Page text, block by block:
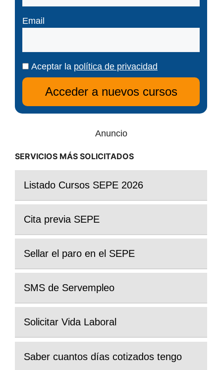
Email
Aceptar la política de privacidad
Anuncio
SERVICIOS MÁS SOLICITADOS
Listado Cursos SEPE 2026
Cita previa SEPE
Sellar el paro en el SEPE
SMS de Servempleo
Solicitar Vida Laboral
Saber cuantos días cotizados tengo